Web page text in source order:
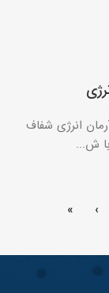
انرژی شفاف
›
»